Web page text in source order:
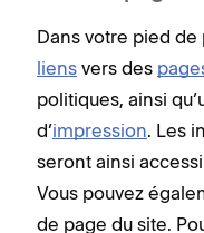
Dans votre pied de
liens vers des
politiques, ainsi
d’impression. Les
seront ainsi
Vous pouvez
de page du site.